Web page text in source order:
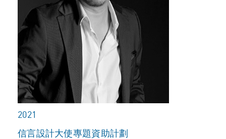
2021
信言設計大使專題資助計劃